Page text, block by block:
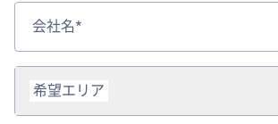
会社名*
希望エリア